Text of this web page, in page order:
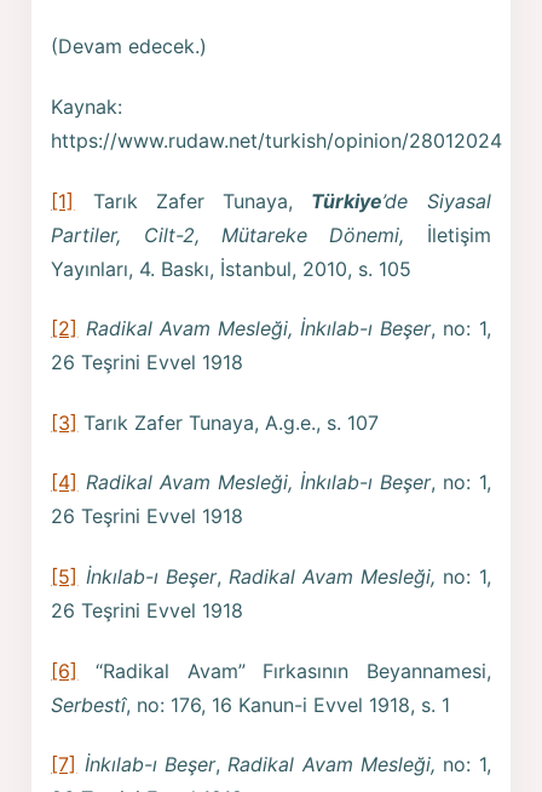
(Devam edecek.)
Kaynak:
https://www.rudaw.net/turkish/opinion/28012024
[1] Tarık Zafer Tunaya, Türkiye’de Siyasal
Partiler, Cilt-2, Mütareke Dönemi, İletişim
Yayınları, 4. Baskı, İstanbul, 2010, s. 105
[2] Radikal Avam Mesleği, İnkılab-ı Beşer, no: 1,
26 Teşrini Evvel 1918
[3] Tarık Zafer Tunaya, A.g.e., s. 107
[4] Radikal Avam Mesleği, İnkılab-ı Beşer, no: 1,
26 Teşrini Evvel 1918
[5] İnkılab-ı Beşer, Radikal Avam Mesleği, no: 1,
26 Teşrini Evvel 1918
[6]
“Radikal Avam” Fırkasının Beyannamesi,
Serbestî, no: 176, 16 Kanun-i Evvel 1918, s. 1
[7] İnkılab-ı Beşer,Radikal Avam Mesleği, no: 1,